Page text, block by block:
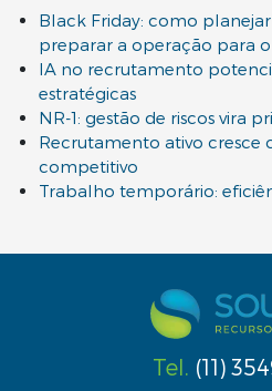
Black Friday: como
preparar a operação para
IA no recrutamento
estratégicas
NR-1: gestão de riscos vira
Recrutamento ativo cresce
competitivo
Trabalho temporário:
Tel. (11)